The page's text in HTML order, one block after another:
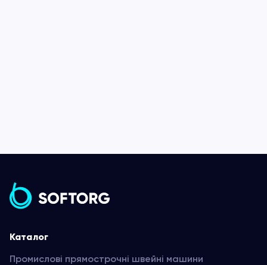
Каталог
Промислові прямострочні швейні машини